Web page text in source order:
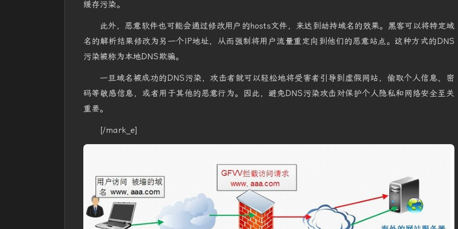
缓存污染。
此外，恶意软件也可能会通过修改用户的hosts文件，来达到劫持域名的效果。黑客可以将特定域
名的解析结果修改为另一个IP地址，从而强制将用户流量重定向到他们的恶意站点。这种方式的DNS
污染被称为本地DNS欺骗。
一旦域名被成功的DNS污染，攻击者就可以轻松地将受害者引导到虚假网站，偷取个人信息、密
码等敏感信息，或者用于其他的恶意行为。因此，避免DNS污染攻击对保护个人隐私和网络安全至关
重要。
[/mark_e]